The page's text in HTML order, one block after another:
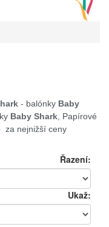
- balónky Baby
Baby Shark Papírové
za nejnižší ceny
Řazení:
Ukaž: